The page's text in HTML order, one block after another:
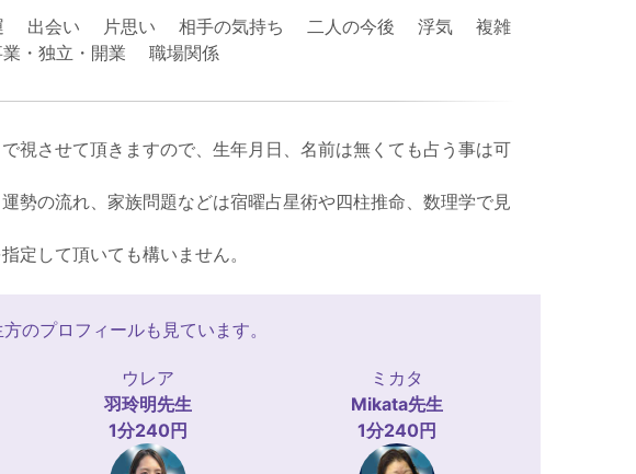
会い 片思い 相手の気持ち 二人の今後 浮気 複雑
独立・開業 職場関係
視させて頂きますので、生年月日、名前は無くても占う事は可
勢の流れ、家族問題などは宿曜占星術や四柱推命、数理学で見
定して頂いても構いません。
のプロフィールも見ています。
ウレア
羽玲明先生
1分240円
ミカタ
Mikata先生
1分240円